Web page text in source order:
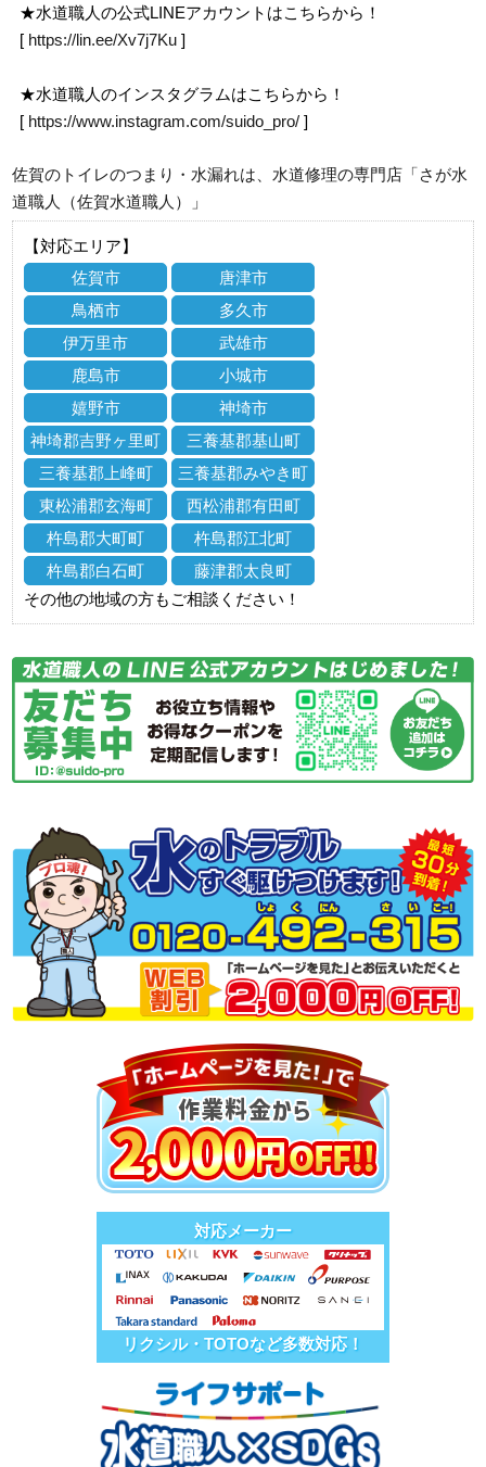
★水道職人の公式LINEアカウントはこちらから！
[ https://lin.ee/Xv7j7Ku ]
★水道職人のインスタグラムはこちらから！
[ https://www.instagram.com/suido_pro/ ]
佐賀のトイレのつまり・水漏れは、水道修理の専門店「さが水
道職人（佐賀水道職人）」
【対応エリア】
佐賀市
唐津市
鳥栖市
多久市
伊万里市
武雄市
鹿島市
小城市
嬉野市
神埼市
神埼郡吉野ヶ里町
三養基郡基山町
三養基郡上峰町
三養基郡みやき町
東松浦郡玄海町
西松浦郡有田町
杵島郡大町町
杵島郡江北町
杵島郡白石町
藤津郡太良町
その他の地域の方もご相談ください！
対応メーカー
リクシル・TOTOなど多数対応！